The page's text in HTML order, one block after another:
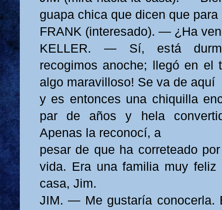
guapa chica que dicen que para
FRANK (interesado). — ¿Ha
KELLER. — Sí, está
recogimos anoche; llegó en el
algo maravilloso! Se va de aquí
y es entonces una chiquilla
par de años y hela
Apenas la reconocí, a
pesar de que ha correteado
vida. Era una familia muy
casa, Jim.
JIM. — Me gustaría conocerla.